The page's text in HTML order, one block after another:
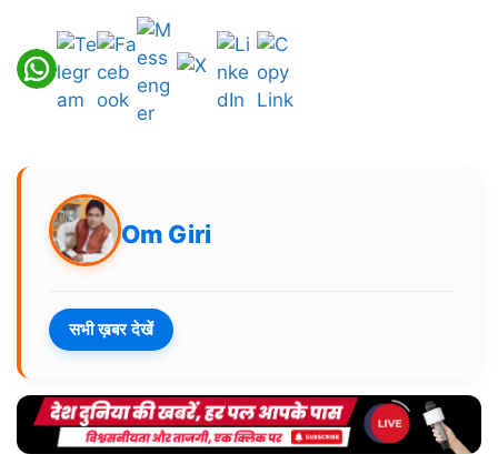
Om Giri
सभी ख़बर देखें